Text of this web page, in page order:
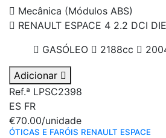
Mecânica (Módulos ABS)
RENAULT ESPACE 4 2.2 DCI
GASÓLEO
2188cc
Adicionar
Ref.ª LPSC2398
ES FR
€70.00/unidade
ÓTICAS E FARÓIS RENAULT ESPACE